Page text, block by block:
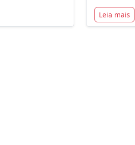
Leia mais